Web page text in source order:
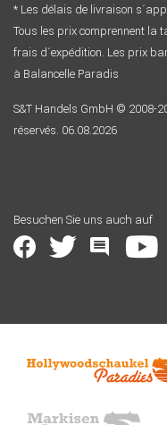
* Les délais de livraison
Tous les prix comprennent la
frais d´expédition. Les prix
à Balancelle Paradis
S&T Handels GmbH © 2008-
réservés. 06.08.2026
Besuchen Sie uns auch auf